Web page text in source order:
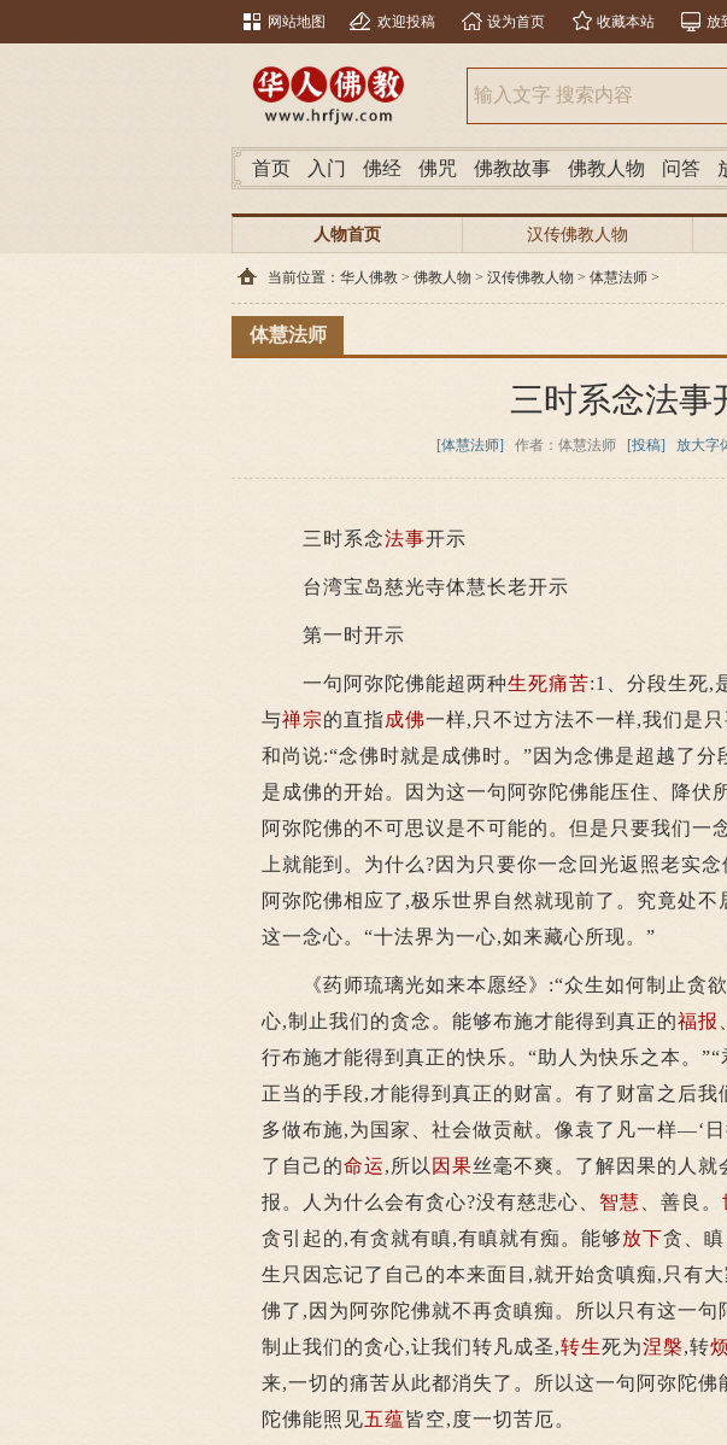
网站地图 欢迎投稿 设为首页 收藏本站 放
首页 入门 佛经 佛咒 佛教故事 佛教人物 问答
人物首页 汉传佛教人物
当前位置： 华人佛教 > 佛教人物 > 汉传佛教人物 > 体慧法师 >
体慧法师
三时系念法事
[体慧法师] 作者：体慧法师 [投稿] 放大字
三时系念法事开示
台湾宝岛慈光寺体慧长老开示
第一时开示
一句阿弥陀佛能超两种生死痛苦:1、分段生死,
与禅宗的直指 成佛一样,只不过方法不一样,我们是
和尚说:“念佛时就是成佛时。”因为念佛是超越了分
是成佛的开始。因为这一句阿弥陀佛能压住、降伏
阿弥陀佛的不可思议是不可能的。但是只要我们一
上就能到。为什么?因为只要你一念回光返照老实
阿弥陀佛相应了,极乐世界自然就现前了。究竟处
这一念心。“十法界为一心,如来藏心所现。”
《药师琉璃光如来本愿经》:“众生如何制止贪欲
心,制止我们的贪念。能够布施才能得到真正的福报
行布施才能得到真正的快乐。“助人为快乐之本。
正当的手段,才能得到真正的财富。有了财富之后
多做布施,为国家、社会做贡献。像袁了凡一样—‘
了自己的命运,所以 因果丝毫不爽。了解因果的人
报。人为什么会有贪心?没有慈悲心、 智慧 、善良。
贪引起的,有贪就有瞋,有瞋就有痴。能够放下贪、
生只因忘记了自己的本来面目,就开始贪嗔痴,只有
佛了,因为阿弥陀佛就不再贪瞋痴。所以只有这一句
制止我们的贪心,让我们转凡成圣,转生死为涅槃,转
来,一切的痛苦从此都消失了。所以这一句阿弥陀
陀佛能照见五蕴皆空,度一切苦厄。